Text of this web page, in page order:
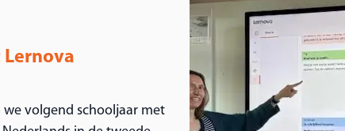
Lernova
volgend schooljaar met